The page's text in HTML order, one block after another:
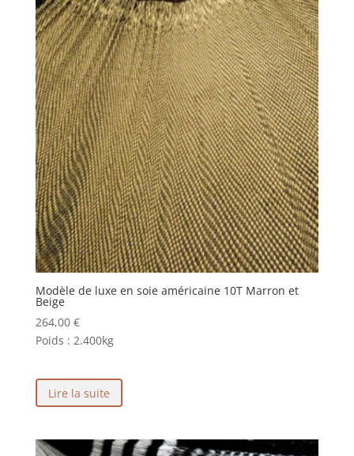
Modèle de luxe en soie américaine 10T Marron et
Beige
264,00 €
Poids : 2.400kg
Lire la suite